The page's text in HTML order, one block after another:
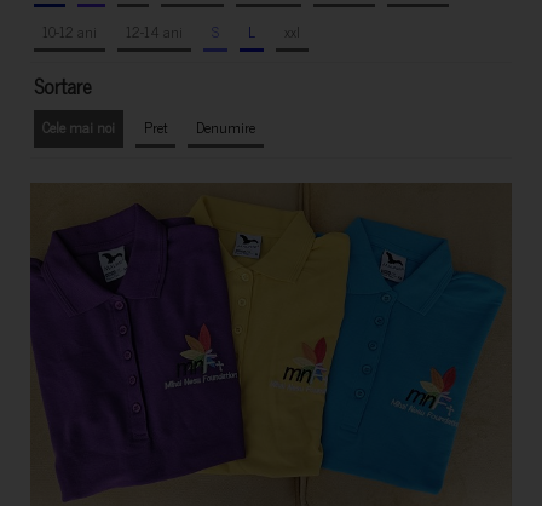
10-12 ani
12-14 ani S L xxl
Sortare
Cele mai noi Pret Denumire